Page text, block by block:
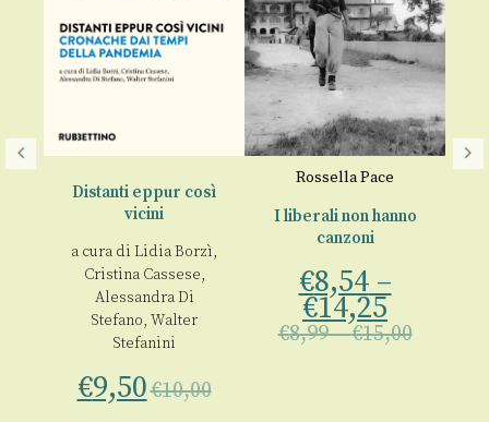
Distanti eppur così
vicini
a cura di Lidia Borzì,
Cristina Cassese,
Alessandra Di
Stefano, Walter
Stefanini
€9,50€10,00
Rossella Pace
I liberali non hanno
canzoni
€8,54–
€14,25
€8,99–€15,00